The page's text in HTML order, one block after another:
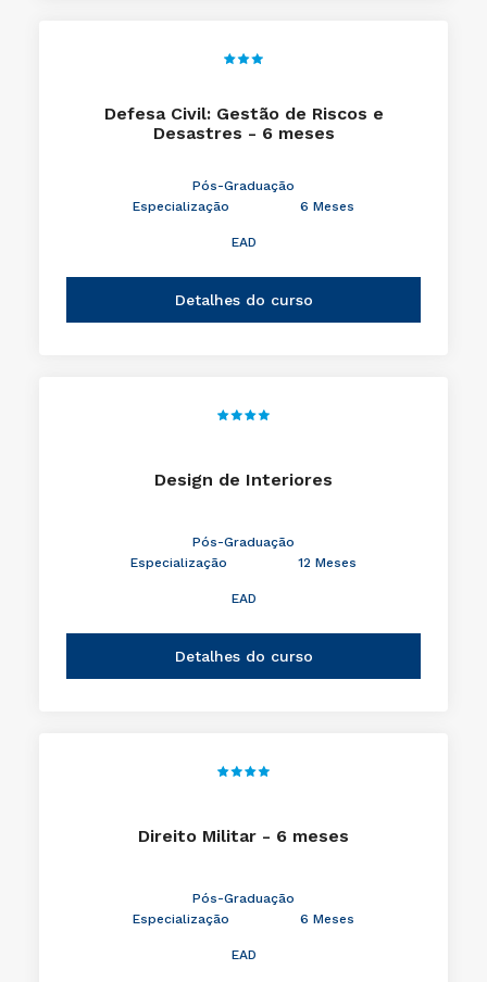
Defesa Civil: Gestão de Riscos e
Desastres - 6 meses
Pós-Graduação
Especialização
6 Meses
EAD
Detalhes do curso
Design de Interiores
Pós-Graduação
Especialização
12 Meses
EAD
Detalhes do curso
Direito Militar - 6 meses
Pós-Graduação
Especialização
6 Meses
EAD